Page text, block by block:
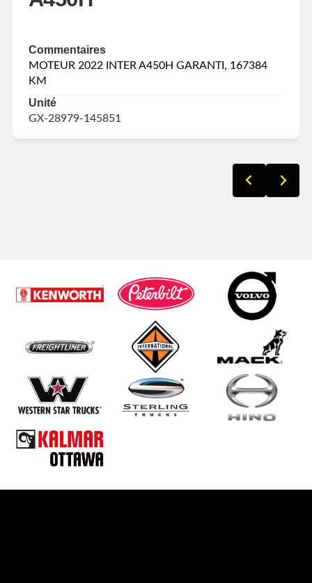
Commentaires
MOTEUR 2022 INTER A450H GARANTI, 167384
KM
Unité
GX-28979-145851